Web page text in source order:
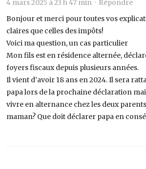
4 mars 2025 à 23 h 47 min · Répondre
Bonjour et merci pour toutes vos
claires que celles des impôts!
Voici ma question, un cas particulier
Mon fils est en résidence alternée,
foyers fiscaux depuis plusieurs années.
Il vient d’avoir 18 ans en 2024. Il sera
papa lors de la prochaine déclaration
vivre en alternance chez les deux
maman? Que doit déclarer papa en